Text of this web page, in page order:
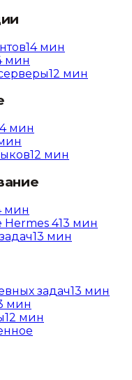
14мин
мин
12 мин
мин
12 мин
мин
413 мин
13 мин
задач13 мин
мин
12 мин